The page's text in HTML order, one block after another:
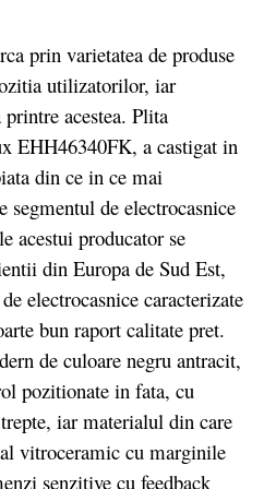
prin varietatea de produse
utilizatorilor, iar
acestea. Plita
EHH46340FK, a castigat in
din ce in ce mai
segmentul de electrocasnice
acestui producator se
din Europa de Sud Est,
electrocasnice caracterizate
bun raport calitate pret.
de culoare negru antracit,
pozitionate in fata, cu
iar materialul din care
vitroceramic cu marginile
senzitive cu feedback